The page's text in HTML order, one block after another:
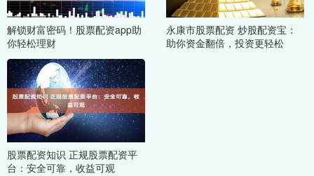
解锁财富密码！股票配资app助
你轻松理财
永康市股票配资 炒股配资宝：
助你资金翻倍，投资更轻松
股票配资知识 正规股票配资平
台：安全可靠，收益可观